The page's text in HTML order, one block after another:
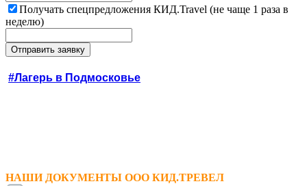
Получать спецпредложения КИД.Travel (не чаще 1 раза в
неделю)
#Лагерь в Подмосковье
НАШИ ДОКУМЕНТЫ ООО КИД.ТРЕВЕЛ